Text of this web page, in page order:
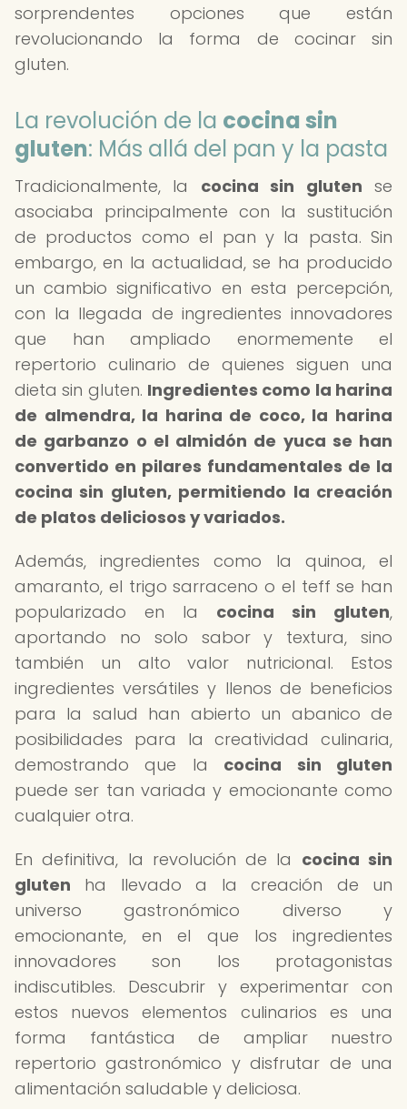
sorprendentes opciones que están
revolucionando la forma de cocinar sin
gluten.
La revolución de la cocina sin
gluten: Más allá del pan y la pasta
Tradicionalmente, la cocina sin gluten se
asociaba principalmente con la sustitución
de productos como el pan y la pasta. Sin
embargo, en la actualidad, se ha producido
un cambio significativo en esta percepción,
con la llegada de ingredientes innovadores
que han ampliado enormemente el
repertorio culinario de quienes siguen una
dieta sin gluten. Ingredientes como la harina
de almendra, la harina de coco, la harina
de garbanzo o el almidón de yuca se han
convertido en pilares fundamentales de la
cocina sin gluten, permitiendo la creación
de platos deliciosos y variados.
Además, ingredientes como la quinoa, el
amaranto, el trigo sarraceno o el teff se han
popularizado en la cocina sin gluten,
aportando no solo sabor y textura, sino
también un alto valor nutricional. Estos
ingredientes versátiles y llenos de beneficios
para la salud han abierto un abanico de
posibilidades para la creatividad culinaria,
demostrando que la cocina sin gluten
puede ser tan variada y emocionante como
cualquier otra.
En definitiva, la revolución de la cocina sin
gluten ha llevado a la creación de un
universo gastronómico diverso y
emocionante, en el que los ingredientes
innovadores son los protagonistas
indiscutibles. Descubrir y experimentar con
estos nuevos elementos culinarios es una
forma fantástica de ampliar nuestro
repertorio gastronómico y disfrutar de una
alimentación saludable y deliciosa.